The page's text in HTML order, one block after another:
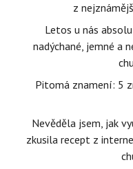
z
Letos u nás
nadýchané, jemné a
Pitomá znamení: 5
Nevěděla jsem, jak
zkusila recept z